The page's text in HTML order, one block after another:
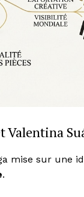
Valentina
mise sur une
.